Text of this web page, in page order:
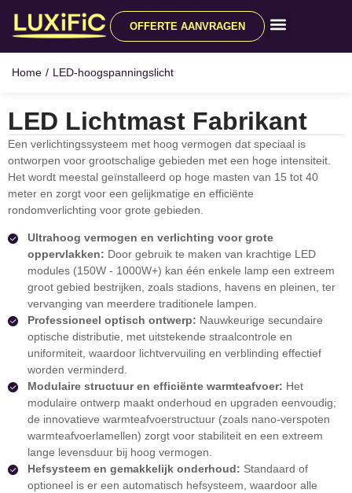
OFFERTE AANVRAGEN
Home / LED-hoogspanningslicht
LED Lichtmast Fabrikant
Een verlichtingssysteem met hoog vermogen dat speciaal is
ontworpen voor grootschalige gebieden met een hoge intensiteit.
Het wordt meestal geïnstalleerd op hoge masten van 15 tot 40
meter en zorgt voor een gelijkmatige en efficiënte
rondomverlichting voor grote gebieden.
Ultrahoog vermogen en verlichting voor grote
oppervlakken: Door gebruik te maken van krachtige LED
modules (150W - 1000W+) kan één enkele lamp een extreem
groot gebied bestrijken, zoals stadions, havens en pleinen, ter
vervanging van meerdere traditionele lampen.
Professioneel optisch ontwerp: Nauwkeurige secundaire
optische distributie, met uitstekende straalcontrole en
uniformiteit, waardoor lichtvervuiling en verblinding effectief
worden verminderd.
Modulaire structuur en efficiënte warmteafvoer: Het
modulaire ontwerp maakt onderhoud en upgraden eenvoudig;
de innovatieve warmteafvoerstructuur (zoals nano-verspoten
warmteafvoerlamellen) zorgt voor stabiliteit en een extreem
lange levensduur bij hoog vermogen.
Hefsysteem en gemakkelijk onderhoud: Standaard of
optioneel is er een automatisch hefsysteem, waardoor alle